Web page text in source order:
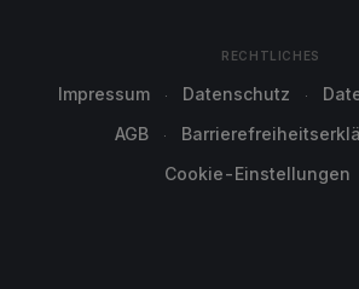
RECHTLICHES
Impressum Datenschutz
AGB
Cookie-Einstellungen